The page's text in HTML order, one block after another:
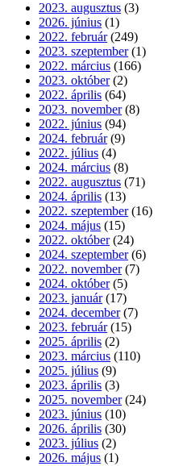
2023. augusztus (3)
2026. június (1)
2022. február (249)
2023. szeptember (1)
2022. március (166)
2023. október (2)
2022. április (64)
2023. november (8)
2022. június (94)
2024. február (9)
2022. július (4)
2024. március (8)
2022. augusztus (71)
2024. április (13)
2022. szeptember (16)
2024. május (15)
2022. október (24)
2024. szeptember (6)
2022. november (7)
2024. október (5)
2023. január (17)
2024. december (7)
2023. február (15)
2025. április (2)
2023. március (110)
2025. július (9)
2023. április (3)
2025. november (24)
2023. június (10)
2026. április (30)
2023. július (2)
2026. május (1)